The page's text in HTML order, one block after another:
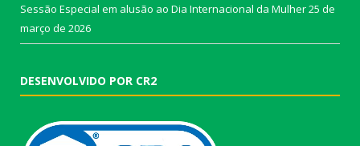
Sessão Especial em alusão ao Dia Internacional da Mulher25 de
março de 2026
DESENVOLVIDO POR CR2